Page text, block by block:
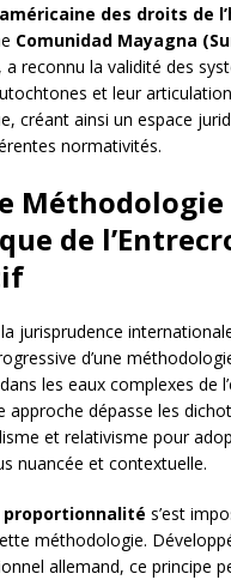
des droits de
Comunidad Mayagna
, a reconnu la validité des
et leur
créant ainsi un espace
normativités.
Méthodologie
de
jurisprudence
d’une
les eaux complexes de
approche dépasse les
et relativisme pour
nuancée et contextuelle.
proportionnalité s’est
méthodologie.
allemand, ce principe